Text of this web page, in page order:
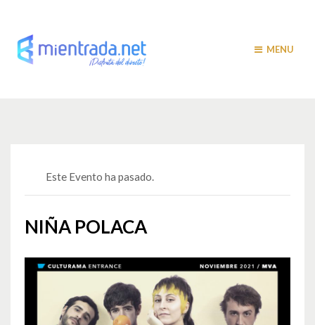
MENU
Este Evento ha pasado.
NIÑA POLACA